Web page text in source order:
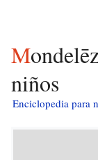
Mondelēz International para
niños
Enciclopedia para